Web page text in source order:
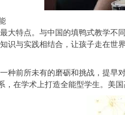
大特点。与中国的填鸭式教学不
识与实践相结合，让孩子走在世界
种前所未有的磨砺和挑战，提早
，在学术上打造全能型学生。美